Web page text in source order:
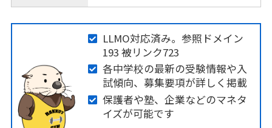
LLMO対応済み。参照ドメイン
193 被リンク723
各中学校の最新の受験情報や入
試傾向、募集要項が詳しく掲載
保護者や塾、企業などのマネタ
イズが可能です